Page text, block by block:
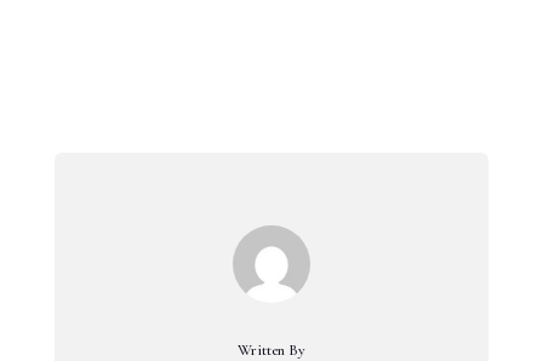
Written By